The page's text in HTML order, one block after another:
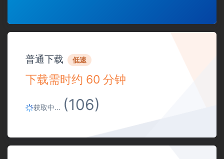
普通下载 低速
下载需时约 60 分钟
获取中... (106)